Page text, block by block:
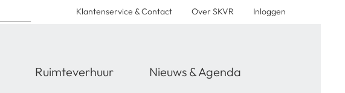
Ruimteverhuur Nieuws & Agenda
Klantenservice & Contact Over SKVR Inloggen